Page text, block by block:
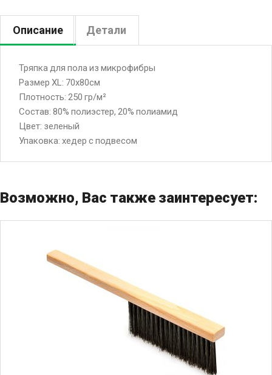
Описание Детали
Тряпка для пола из микрофибры
Размер XL: 70х80см
Плотность: 250 гp/м²
Состав: 80% полиэстер, 20% полиамид
Цвет: зеленый
Упаковка: хедер с подвесом
Возможно, Вас также заинтересует: